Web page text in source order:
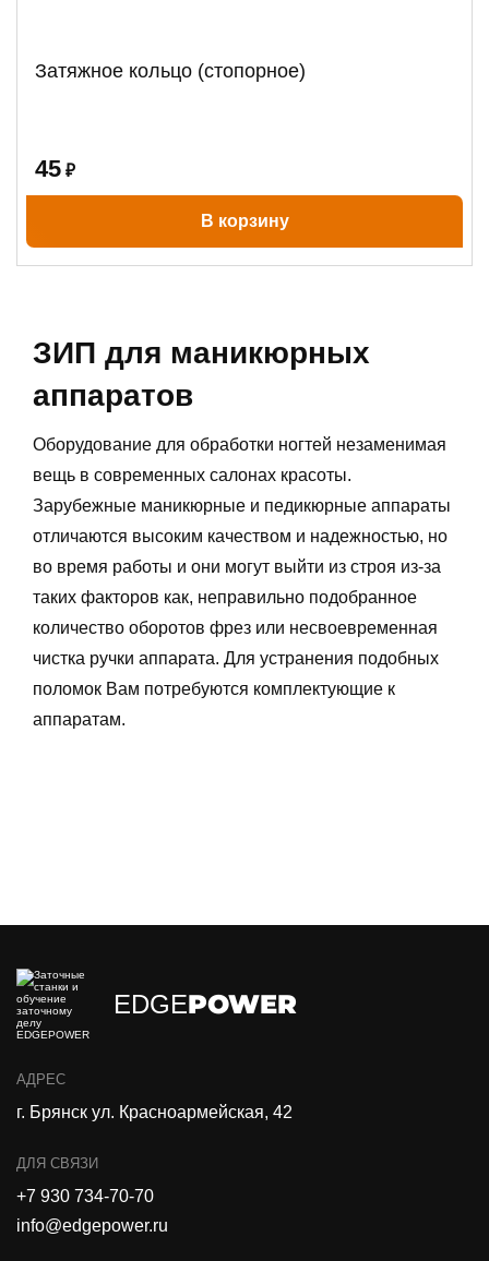
Затяжное кольцо (стопорное)
45 ₽
В корзину
ЗИП для маникюрных
аппаратов
Оборудование для обработки ногтей незаменимая
вещь в современных салонах красоты.
Зарубежные маникюрные и педикюрные аппараты
отличаются высоким качеством и надежностью, но
во время работы и они могут выйти из строя из-за
таких факторов как, неправильно подобранное
количество оборотов фрез или несвоевременная
чистка ручки аппарата. Для устранения подобных
поломок Вам потребуются комплектующие к
аппаратам.
EDGEPOWER
АДРЕС
г. Брянск ул. Красноармейская, 42
ДЛЯ СВЯЗИ
+7 930 734-70-70
info@edgepower.ru